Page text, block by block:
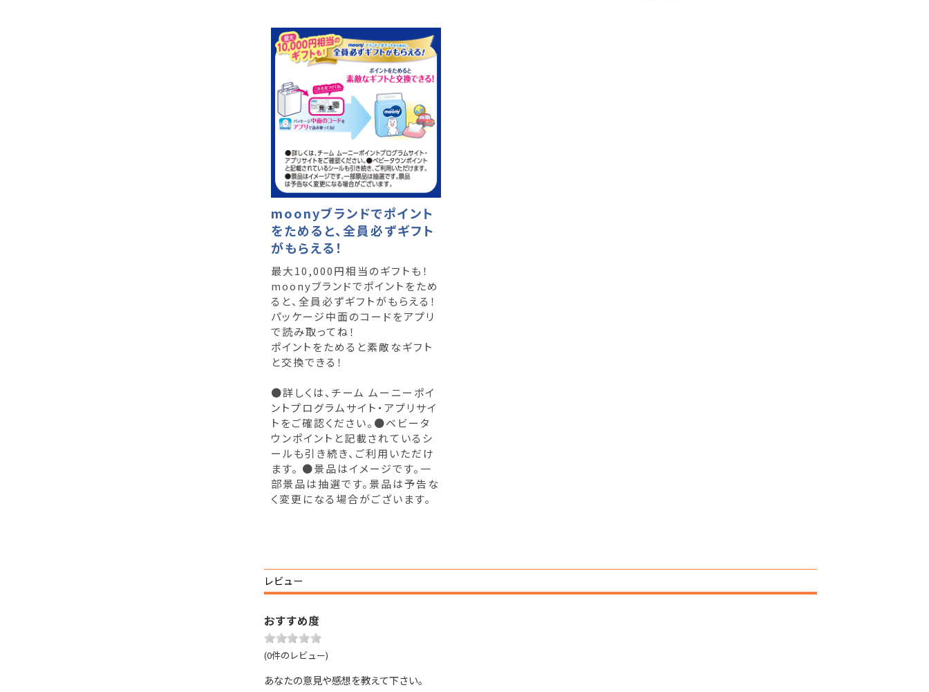
moonyブランドでポイント
をためると、全員必ずギフト
がもらえる！
最大10,000円相当のギフトも！
moonyブランドでポイントをため
ると、全員必ずギフトがもらえる！
パッケージ中面のコードをアプリ
で読み取ってね！
ポイントをためると素敵なギフト
と交換できる！
●詳しくは、チーム ムーニーポイ
ントプログラムサイト・アプリサイ
トをご確認ください。●ベビータ
ウンポイントと記載されているシ
ールも引き続き、ご利用いただけ
ます。 ●景品はイメージです。一
部景品は抽選です。景品は予告な
く変更になる場合がございます。
レビュー
おすすめ度
(0件のレビュー)
あなたの意見や感想を教えて下さい。